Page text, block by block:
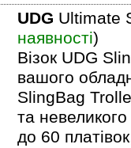
UDG Ultimate
наявності)
Візок UDG
вашого
SlingBag
та
до 60